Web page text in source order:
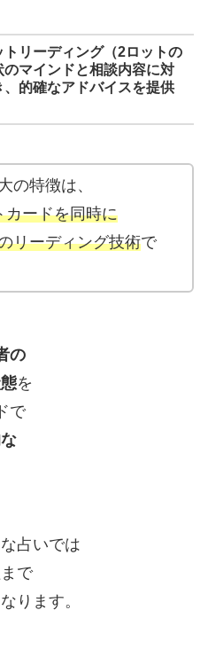
リーディング（2ロットの
マインドと相談内容に対
的確なアドバイスを提供
の特徴は、
カードを同時に
リーディング技術で
の
を
で
占いでは
で
ります。